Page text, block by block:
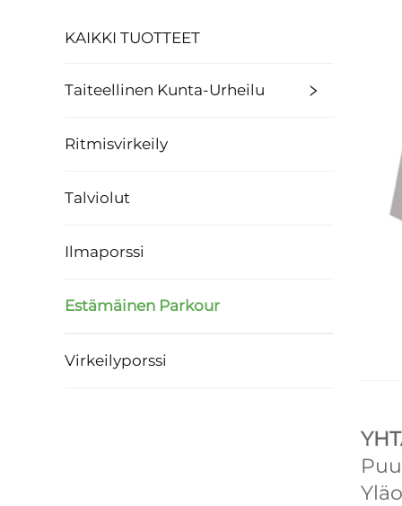
KAIKKI TUOTTEET
Taiteellinen Kunta-Urheilu
Ritmisvirkeily
Talviolut
Ilmaporssi
Estämäinen Parkour
Virkeilyporssi